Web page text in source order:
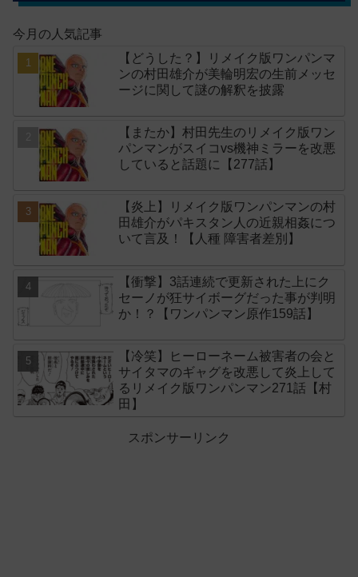
今月の人気記事
【どうした？】リメイク版ワンパンマ
ンの村田雄介が美輪明宏の生前メッセ
ージに関して謎の解釈を披露
【またか】村田先生のリメイク版ワン
パンマンがスイコvs機神ミラーを改悪
していると話題に【277話】
【炎上】リメイク版ワンパンマンの村
田雄介がパキスタン人の近親相姦につ
いて言及！【人種 障害者差別】
【衝撃】3話連続で更新された上にク
セーノが狂サイボーグだった事が判明
か！？【ワンパンマン原作159話】
【冷笑】ヒーローネーム被害者の会と
サイタマのギャグを改悪して炎上して
るリメイク版ワンパンマン271話【村
田】
スポンサーリンク